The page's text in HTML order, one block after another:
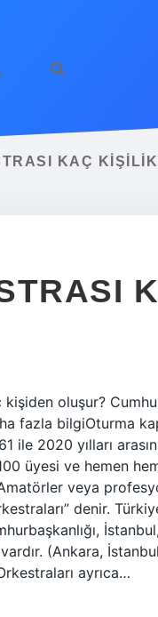
KAÇ
oluşur?
fazla bilgiOturma
ile 2020 yılları
üyesi ve hemen
veya
denir.
(Ankara,
ayrıca…